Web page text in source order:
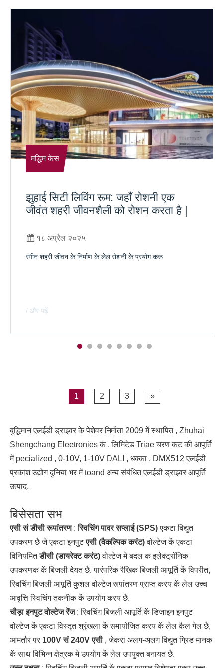
मद्धिम केस
झुहाई सिटी लिविंग रूम: जहाँ रोशनी एक
जीवंत शहरी जीवनशैली को रोशन करता है |
१८ अप्रैल २०२५
रंगीन शहरी जीवन के निर्माण के लेल रोशनी के प्रयोग करू
/ और पढ़ें
1 2 3 »
बुद्धिमान एलईडी ड्राइवर के पेशेवर निर्माता 2009 में स्थापित , Zhuhai
Shengchang Eleetronies कं , लिमिटेड Triae चरण कट की आपूर्ति
में pecialized , 0-10V, 1-10V DALI , धक्का , DMX512 एलईडी
प्रकाश उद्योग दुनिया भर में toand अन्य संबंधित एलईडी ड्राइवर आपूर्ति
उत्पाद.
बिसेसता सभ
एसी सं डीसी रूपांतरण :स्विचिंग पावर सप्लाई (SPS)एकटा विद्युत
उपकरण छै जे एकटा इनपुटएसी (वैकल्पिक करंट)वोल्टेज कें एकटा
विनियमितडीसी (डायरेक्ट करंट)वोल्टेज मे बदल क इलेक्ट्रॉनिक
उपकरणक कें बिजली देयत छै. पारंपरिक रैखिक बिजली आपूर्ति कें विपरीत,
स्विचिंग बिजली आपूर्ति कुशल वोल्टेज रूपांतरण प्राप्त करय कें लेल उच्च
आवृत्ति स्विचिंग तकनीक कें उपयोग करय छै.
चौड़ा इनपुट वोल्टेज रेंज : स्विचिंग बिजली आपूर्ति कें डिजाइन इनपुट
वोल्टेज कें एकटा विस्तृत श्रृंखला कें समायोजित करय कें लेल कैल गेल छै,
आमतौर पर 100V सं 240V एसी , जेकरा अलग-अलग विद्युत ग्रिड मानक
कें साथ विभिन्न क्षेत्रक मे उपयोग कें लेल उपयुक्त बनायत छै.